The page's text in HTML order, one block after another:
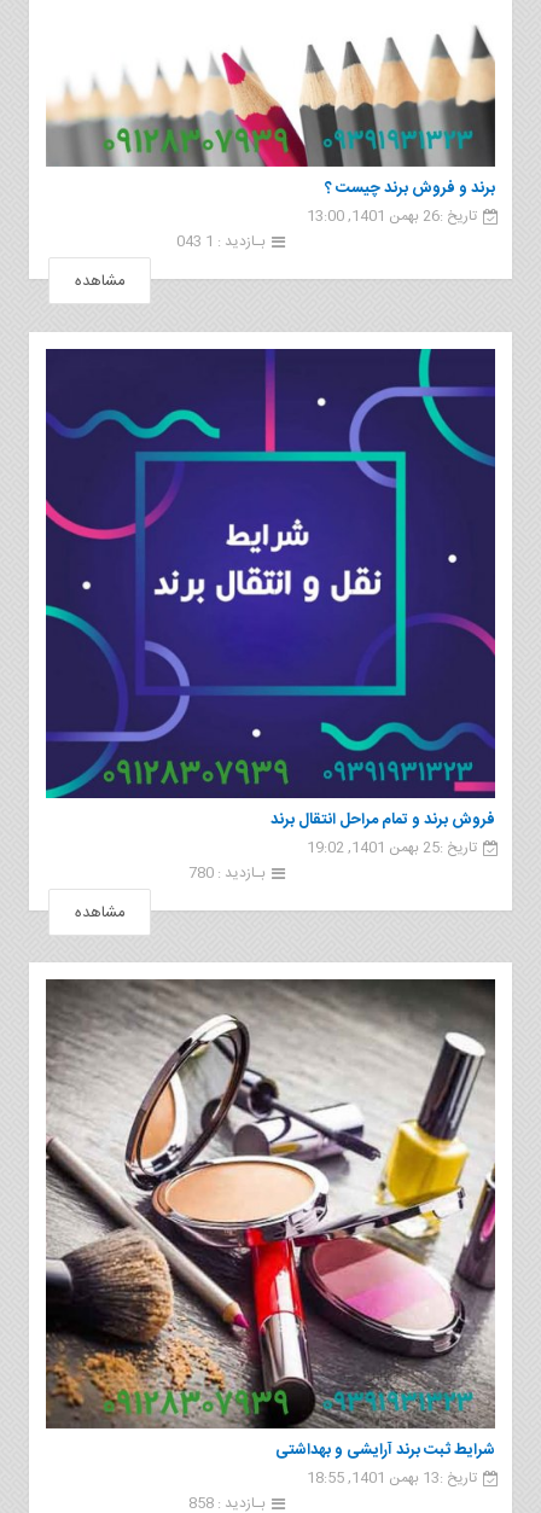
برند و فروش برند چیست ؟
تاریخ :26 بهمن 1401, 13:00
بـازدید : 1 043
مشاهده
فروش برند و تمام مراحل انتقال برند
تاریخ :25 بهمن 1401, 19:02
بـازدید : 780
مشاهده
شرایط ثبت برند آرایشی و بهداشتی
تاریخ :13 بهمن 1401, 18:55
بـازدید : 858